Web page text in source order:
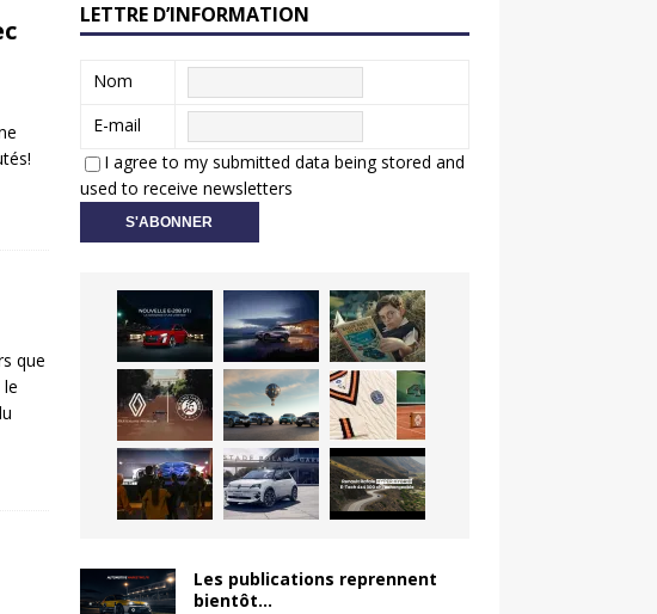
que
LETTRE D’INFORMATION
Nom
E-mail
I agree to my submitted data being stored and
used to receive newsletters
Les publications reprennent
bientôt…